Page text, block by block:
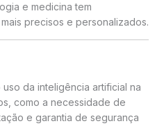
e medicina tem
precisos e personalizados.
da inteligência artificial na
como a necessidade de
e garantia de segurança